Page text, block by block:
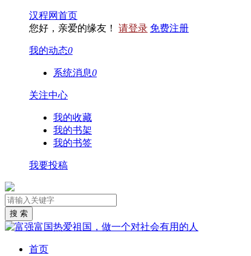
汉程网首页
您好，亲爱的缘友！ 请登录 免费注册
我的动态0
系统消息0
关注中心
我的收藏
我的书架
我的书签
我要投稿
首页